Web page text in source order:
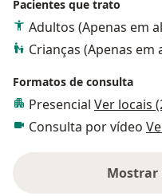
Pacientes que trato
Adultos (Apenas em
Crianças (Apenas
Formatos de consulta
Presencial Ver locais
Consulta por vídeo
Mostrar